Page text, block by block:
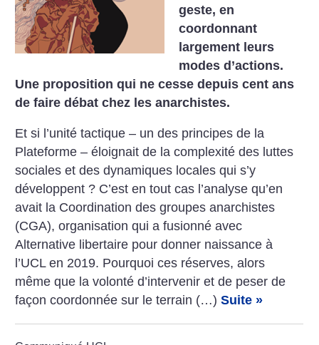
geste, en
coordonnant
largement leurs
modes d’actions.
Une proposition qui ne cesse depuis cent ans
de faire débat chez les anarchistes.
Et si l’unité tactique – un des principes de la
Plateforme – éloignait de la complexité des luttes
sociales et des dynamiques locales qui s’y
développent ? C’est en tout cas l’analyse qu’en
avait la Coordination des groupes anarchistes
(CGA), organisation qui a fusionné avec
Alternative libertaire pour donner naissance à
l’UCL en 2019. Pourquoi ces réserves, alors
même que la volonté d’intervenir et de peser de
façon coordonnée sur le terrain (…)Suite »